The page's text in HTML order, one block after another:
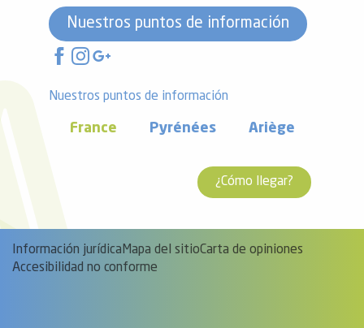
Nuestros puntos de información
Nuestros puntos de información
France Pyrénées Ariège
¿Cómo llegar?
Información jurídicaMapa del sitioCarta de opiniones
Accesibilidad no conforme